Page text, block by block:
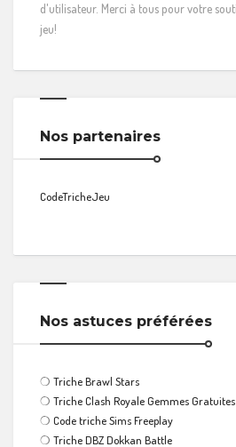
d'utilisateur. Merci à tous pour votre
jeu!
Nos partenaires
CodeTricheJeu
Nos astuces préférées
❍ Triche Brawl Stars
❍ Triche Clash Royale Gemmes Gratuites
❍ Code triche Sims Freeplay
❍ Triche DBZ Dokkan Battle